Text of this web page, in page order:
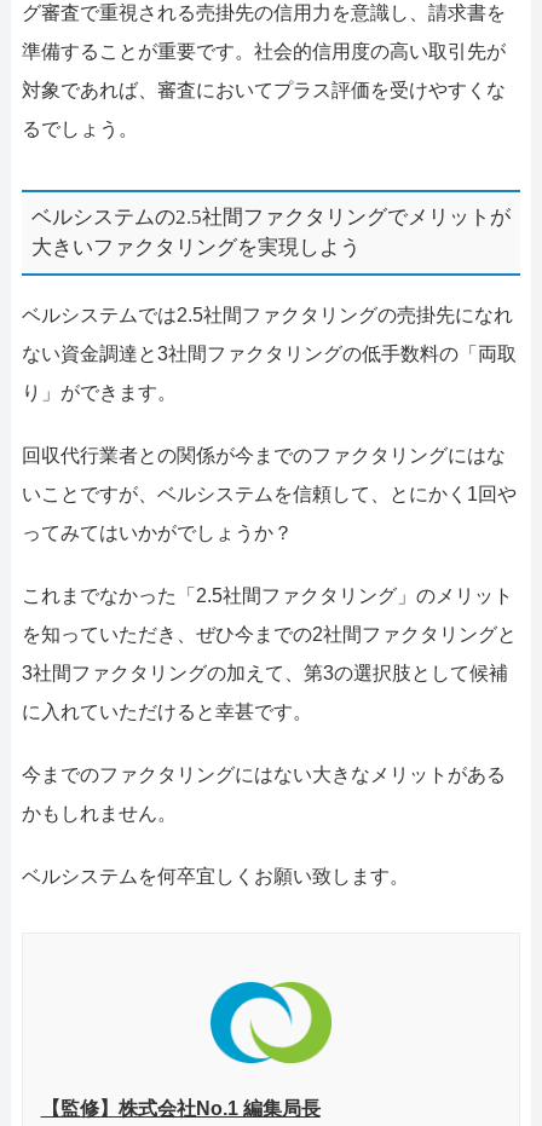
グ審査で重視される売掛先の信用力を意識し、請求書を
準備することが重要です。社会的信用度の高い取引先が
対象であれば、審査においてプラス評価を受けやすくな
るでしょう。
ベルシステムの2.5社間ファクタリングでメリットが
大きいファクタリングを実現しよう
ベルシステムでは2.5社間ファクタリングの売掛先になれ
ない資金調達と3社間ファクタリングの低手数料の「両取
り」ができます。
回収代行業者との関係が今までのファクタリングにはな
いことですが、ベルシステムを信頼して、とにかく1回や
ってみてはいかがでしょうか？
これまでなかった「2.5社間ファクタリング」のメリット
を知っていただき、ぜひ今までの2社間ファクタリングと
3社間ファクタリングの加えて、第3の選択肢として候補
に入れていただけると幸甚です。
今までのファクタリングにはない大きなメリットがある
かもしれません。
ベルシステムを何卒宜しくお願い致します。
【監修】株式会社No.1 編集局長